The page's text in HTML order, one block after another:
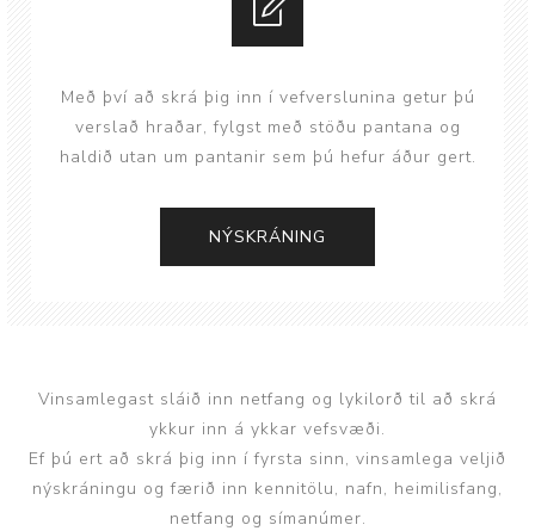
Með því að skrá þig inn í vefverslunina getur þú
verslað hraðar, fylgst með stöðu pantana og
haldið utan um pantanir sem þú hefur áður gert.
Vinsamlegast sláið inn netfang og lykilorð til að skrá
ykkur inn á ykkar vefsvæði.
Ef þú ert að skrá þig inn í fyrsta sinn, vinsamlega veljið
nýskráningu og færið inn kennitölu, nafn, heimilisfang,
netfang og símanúmer.